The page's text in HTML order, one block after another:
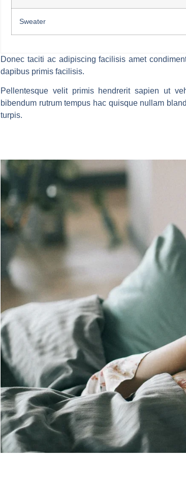
Sweater
Donec taciti ac adipiscing facilisis amet
dapibus primis facilisis.
Pellentesque velit primis hendrerit sapien ut
bibendum rutrum tempus hac quisque nullam
turpis.